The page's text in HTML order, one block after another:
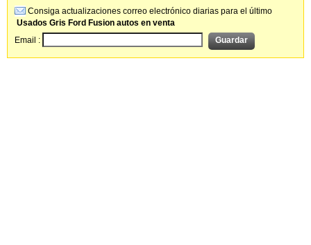
Consiga actualizaciones correo electrónico diarias para el último
Usados Gris Ford Fusion autos en venta
Email :